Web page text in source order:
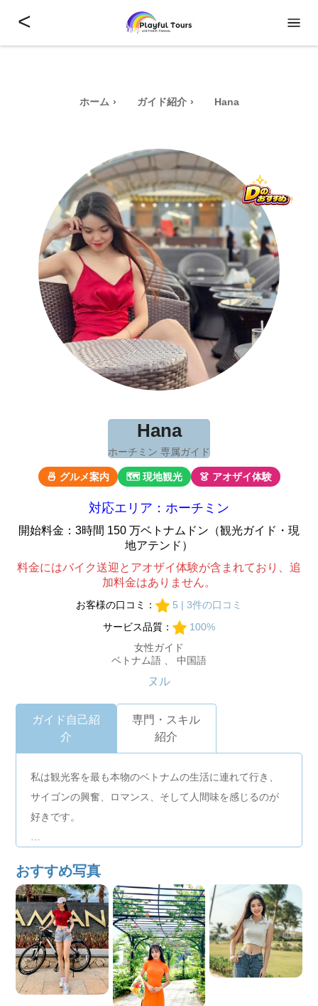
<
ホーム ガイド紹介 Hana
Hana
ホーチミン 専属ガイド
🍜 グルメ案内 🗺 現地観光 👗 アオザイ体験
対応エリア：ホーチミン
開始料金：3時間 150 万ベトナムドン（観光ガイド・現
地アテンド）
料金にはバイク送迎とアオザイ体験が含まれており、追
加料金はありません。
お客様の口コミ：
5 | 3件の口コミ
サービス品質：
100%
女性ガイド
ベトナム語 、 中国語
ヌル
ガイド自己紹
介
専門・スキル
紹介
私は観光客を最も本物のベトナムの生活に連れて行き、
サイゴンの興奮、ロマンス、そして人間味を感じるのが
好きです。
イトスポット、路地裏のグルメなどにご案内するのが得
意です。
私にとって旅行とは、幸せと物語を一緒に分かち合うこ
とです。
私はホーチミンでのあなたの最も思いやりのある旅行パ
ートナーとして、ベトナムの最高の思い出を残していた
おすすめ写真